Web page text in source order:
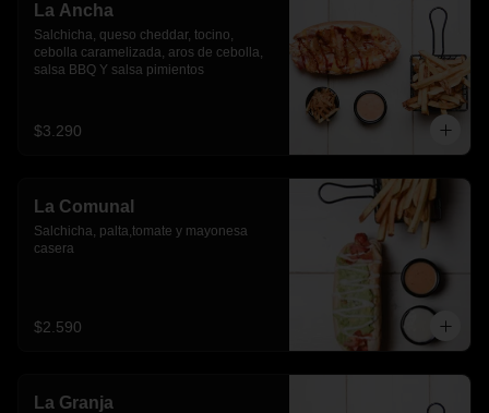
La Ancha
Salchicha, queso cheddar, tocino,
cebolla caramelizada, aros de cebolla,
salsa BBQ Y salsa pimientos
$3.290
La Comunal
Salchicha, palta,tomate y mayonesa
casera
$2.590
La Granja